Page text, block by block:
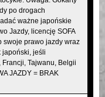
Osaka
po drogach
ważne japońskie
Jazdy, licencję SOFA
swoje prawo jazdy wraz
japoński, jeśli
Tajwanu, Belgii
JAZDY = BRAK